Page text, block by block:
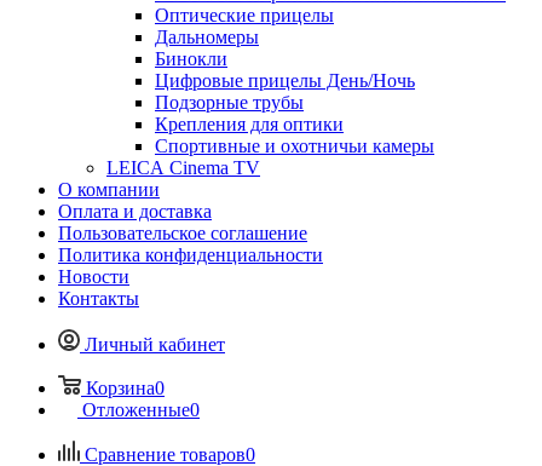
Оптические прицелы
Дальномеры
Бинокли
Цифровые прицелы День/Ночь
Подзорные трубы
Крепления для оптики
Спортивные и охотничьи камеры
LEICA Cinema TV
О компании
Оплата и доставка
Пользовательское соглашение
Политика конфиденциальности
Новости
Контакты
Личный кабинет
Корзина0
Отложенные0
Сравнение товаров0